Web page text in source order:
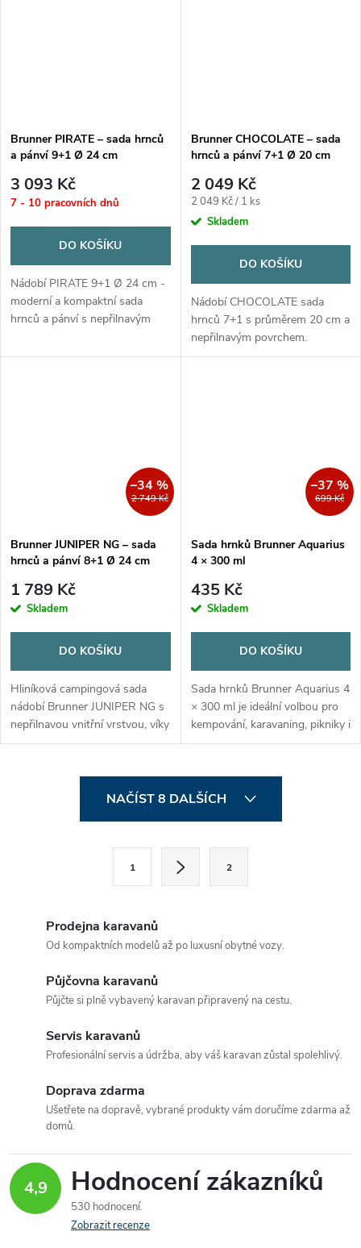
Brunner PIRATE – sada hrnců
a pánví 9+1 Ø 24 cm
3 093 Kč
7 - 10 pracovních dnů
DO KOŠÍKU
Nádobí PIRATE 9+1 Ø 24 cm -
moderní a kompaktní sada
hrnců a pánví s nepřilnavým
každodenní vaření.
Brunner CHOCOLATE – sada
hrnců a pánví 7+1 Ø 20 cm
2 049 Kč
Měrná
cena:
2 049 Kč / 1 ks
Skladem
DO KOŠÍKU
Nádobí CHOCOLATE sada
hrnců 7+1 s průměrem 20 cm a
nepřilnavým povrchem.
Perfektní pro každodenní
2 749 Kč
–34 %
Brunner JUNIPER NG – sada
hrnců a pánví 8+1 Ø 24 cm
1 789 Kč
Skladem
DO KOŠÍKU
Hliníková campingová sada
nádobí Brunner JUNIPER NG s
nepřilnavou vnitřní vrstvou, víky
z ušlechtilé oceli a
rukojeti. Souprava 8+1 kusů s
699 Kč
–37 %
Sada hrnků Brunner Aquarius
4 × 300 ml
435 Kč
Skladem
DO KOŠÍKU
Sada hrnků Brunner Aquarius 4
× 300 ml je ideální volbou pro
kempování, karavaning, pikniky i
domácí použití. Hrnky jsou
polykarbonátu, který je lehký,
téměř...
k
y
v
NAČÍST 8 DALŠÍCH
1 2
Prodejna karavanů
Od kompaktních modelů až po luxusní obytné vozy.
Půjčovna karavanů
Půjčte si plně vybavený karavan připravený na cestu.
Servis karavanů
Profesionální servis a údržba, aby váš karavan zůstal spolehlivý.
Doprava zdarma
Ušetřete na dopravě, vybrané produkty vám doručíme zdarma až
domů.
4,9 Hodnocení zákazníků
530 hodnocení
Zobrazit recenze